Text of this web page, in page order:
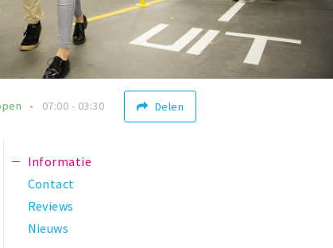
Delen
07:00 - 03:30
Informatie
Contact
Reviews
Nieuws